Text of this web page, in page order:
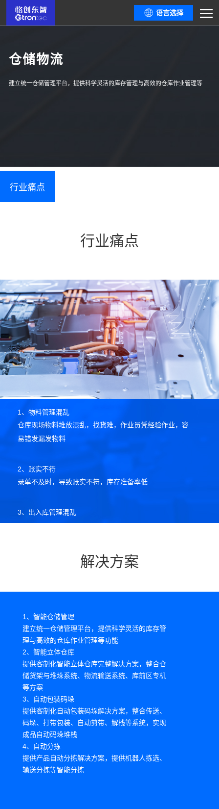
语言选择
仓储物流
建立统一仓储管理平台，提供科学灵活的库存管理与高效的仓库作业管理等
行业痛点
行业痛点
1、物料管理混乱
仓库现场物料堆放混乱，找货难，作业员凭经验作业，容
易错发漏发物料
2、账实不符
录单不及时，导致账实不符，库存准备率低
3、出入库管理混乱
先进先出管理不严谨，造成不必要的呆滞库存
拣货和发料路线不科学，导致搬运成本增高，不利于人力
解决方案
1、智能仓储管理
建立统一仓储管理平台，提供科学灵活的库存管
理与高效的仓库作业管理等功能
2、智能立体仓库
提供客制化智能立体仓库完整解决方案，整合仓
储货架与堆垛系统、物流输送系统、库前区专机
等方案
3、自动包装码垛
提供客制化自动包装码垛解决方案，整合传送、
码垛、打带包装、自动剪带、解栈等系统，实现
成品自动码垛堆栈
4、自动分拣
提供产品自动分拣解决方案，提供机器人拣选、
输送分拣等智能分拣